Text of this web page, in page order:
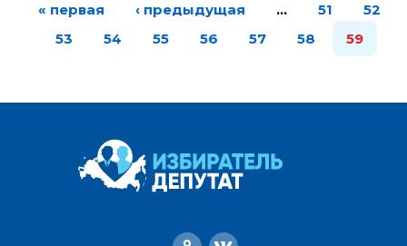
« первая ‹ предыдущая … 51
52
53
54 55 56 57 58 59